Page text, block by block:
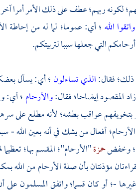
لكونه ربهم؛ عطف على ذلك الأمر أمرا
واتقوا الله؛ أي: عموما؛ لما له من إحاطة
التي جعلها سببا لتربيتكم.
ذلك؛ فقال:الذي تساءلون؛ أي: يسأل
المقصود إيضاحا؛ فقال:والأرحام؛ أي:
بتخويفهم عواقب بطشه؛ لأنه مطلع على
أفعال من يشك في أنه بعين الله -
؛ وخفضحمزة"الأرحام"؛ المقسم بها؛ تعظيما
مؤذنتان بأن صلة الأرحام من الله
-؛ أو كان قسما؛ واتفق المسلمون على